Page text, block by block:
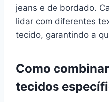
jeans e de bordado.
lidar com diferentes
tecido, garantindo a
Como
tecidos